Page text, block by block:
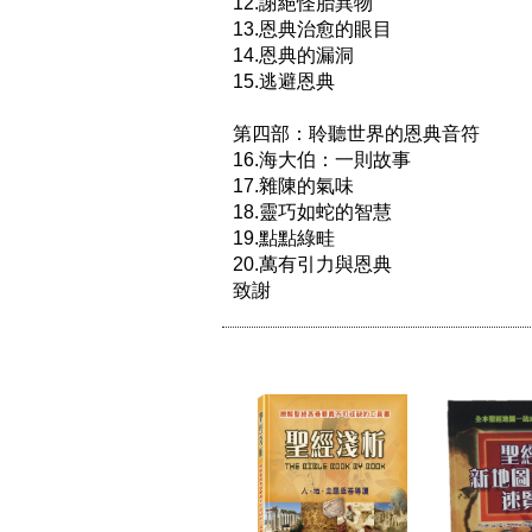
13.恩典治愈的眼目
14.恩典的漏洞
15.逃避恩典
第四部：聆聽世界的恩典音符
16.海大伯：一則故事
17.雜陳的氣味
18.靈巧如蛇的智慧
19.點點綠畦
20.萬有引力與恩典